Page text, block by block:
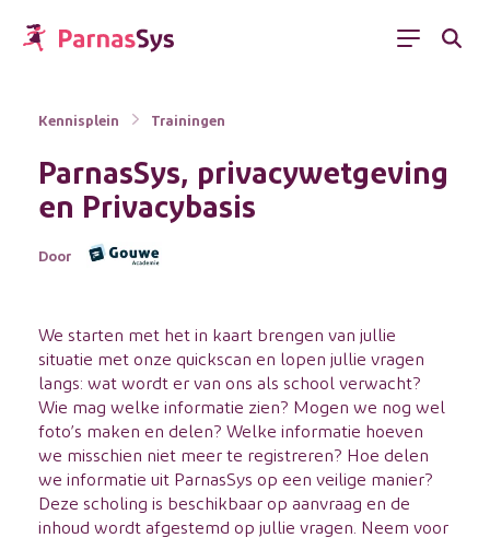
Kennisplein Trainingen
ParnasSys, privacywetgeving
en Privacybasis
Door
We starten met het in kaart brengen van jullie
situatie met onze quickscan en lopen jullie vragen
langs: wat wordt er van ons als school verwacht?
Wie mag welke informatie zien? Mogen we nog wel
foto’s maken en delen? Welke informatie hoeven
we misschien niet meer te registreren? Hoe delen
we informatie uit ParnasSys op een veilige manier?
Deze scholing is beschikbaar op aanvraag en de
inhoud wordt afgestemd op jullie vragen. Neem voor